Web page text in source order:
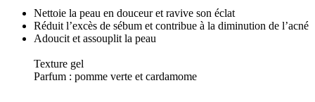
Nettoie la peau en douceur et ravive son éclat
Réduit l’excès de sébum et contribue à la diminution de l’acné
Adoucit et assouplit la peau
Texture gel
Parfum : pomme verte et cardamome